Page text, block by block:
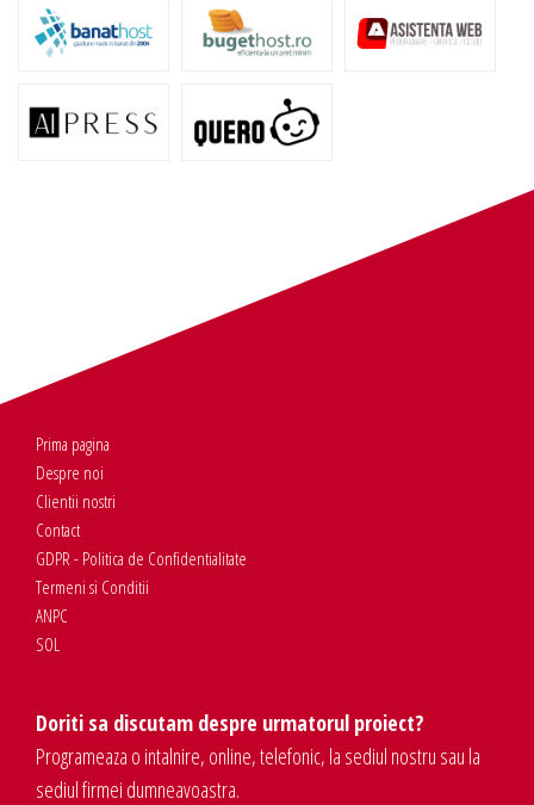
Prima pagina
Despre noi
Clientii nostri
Contact
GDPR - Politica de Confidentialitate
Termeni si Conditii
ANPC
SOL
Doriti sa discutam despre urmatorul proiect?
Programeaza o intalnire, online, telefonic, la sediul nostru sau la
sediul firmei dumneavoastra.